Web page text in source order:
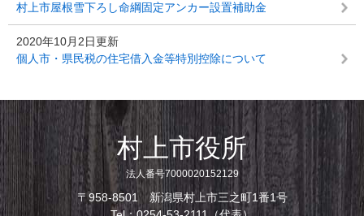
村上市屋根雪下ろし命綱固定アンカー設置補助金
2020年10月2日更新
個人市・県民税の住宅借入金等特別控除について
村上市役所
法人番号7000020152129
〒958-8501 新潟県村上市三之町1番1号